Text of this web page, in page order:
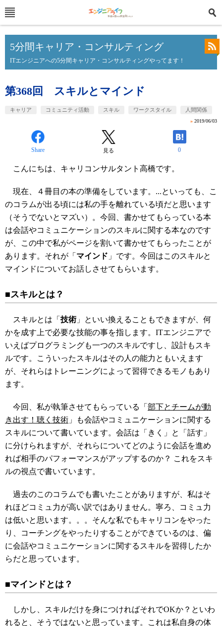
5分間キャリア・コンサルティング
ITエンジニアへの5分間キャリア・コンサルティングやってます！
第368回 スキルとマインド
キャリア コミュニティ活動 スキル ワークスタイル 人間関係
» 2019/06/03
Share 見る 0
こんにちは、キャリコンサルタント高橋です。
現在、４冊目の本の準備をしています。...といっても、こ
のコラムが出る頃には私の手を離れている頃だと思います
（そうでないとマズい）。今回、書かせてもらっている本
は会話やコミュニケーションのスキルに関する本なのです
が、この中で私がページを割いて書かせてもらったことが
あります。それが「 マインド 」です。今回はこのスキルと
マインドについてお話しさせてもらいます。
■スキルとは？
スキルとは「 技術」といい換えることもできますが、何
かを成す上で必要な技能の事を指します。ITエンジニアで
いえばプログラミングも一つのスキルですし、設計もスキ
ルです。こういったスキルはその人の能力ともいえます
が、それらはトレーニングによって習得できるモノもあり
ます。
今回、私が執筆させてもらっている「 部下とチームが動
き出す！聴く技術 」も会話やコミュニケーションに関する
スキルについて書いています。会話は「きく」と「話す」
に分けられますが、それらについてどのように会話を進め
れば相手のパフォーマンスがアップするのか？ これをスキ
ルの視点で書いています。
過去のこのコラムでも書いたことがありますが、私はそ
れほどコミュ力が高い訳ではありません。寧ろ、コミュ力
は低いと思います。。。そんな私でもキャリコンをやった
り、コーチングをやったりすることができているのは、偏
に会話やコミュニケーションに関するスキルを習得したか
らだと思っています。
■マインドとは？
しかし、スキルだけを身につければそれでOKか？といわ
れると、そうではないと思っています。これは私自身の体